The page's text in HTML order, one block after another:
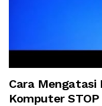
Cara Mengatasi
Komputer